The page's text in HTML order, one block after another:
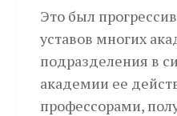
Это был
уставов многих
подразделения в
академии ее
профессорами,